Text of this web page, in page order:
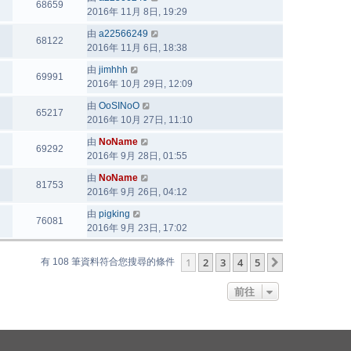
68659
2016年 11月 8日, 19:29
68122
由 a22566249
2016年 11月 6日, 18:38
69991
由 jimhhh
2016年 10月 29日, 12:09
65217
由 OoSINoO
2016年 10月 27日, 11:10
69292
由 NoName
2016年 9月 28日, 01:55
81753
由 NoName
2016年 9月 26日, 04:12
76081
由 pigking
2016年 9月 23日, 17:02
有 108 筆資料符合您搜尋的條件 1 2 3 4 5
前往